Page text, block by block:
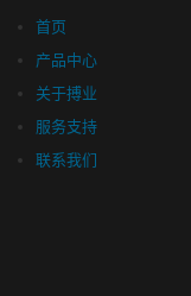
首页
产品中心
关于搏业
服务支持
联系我们